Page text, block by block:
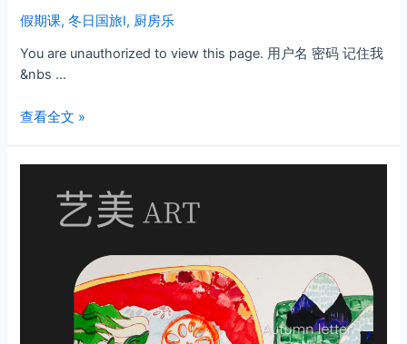
假期课,冬日国旅Ⅰ, 厨房乐
You are unauthorized to view this page. 用户名 密码 记住我
&nbs …
冬
查看全文 »